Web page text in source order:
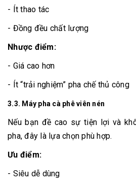
- Ít thao tác
- Đồng đều chất lượng
Nhược điểm:
- Giá cao hơn
- Ít “trải nghiệm” pha chế thủ công
3.3. Máy pha cà phê viên nén
Nếu bạn đề cao sự tiện lợi và
pha, đây là lựa chọn phù hợp.
Ưu điểm:
- Siêu dễ dùng